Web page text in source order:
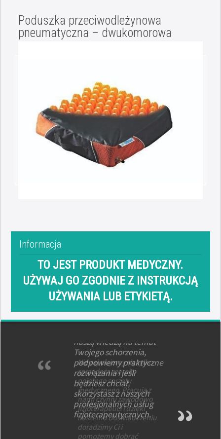
Poduszka przeciwodleżynowa
pneumatyczna – dwukomorowa
Informacja
TO JEST PRODUKT MEDYCZNY.
UŻYWAJ GO ZGODNIE Z INSTRUKCJĄ
UŻYWANIA LUB ETYKIETĄ.
Spotkanie z nami do
niczego nie zobowiązuje.
Z wielką radością
podzielimy się z Tobą
naszą wiedzą na temat
Twojego schorzenia,
podpowiemy praktyczne
rozwiązania i jeśli